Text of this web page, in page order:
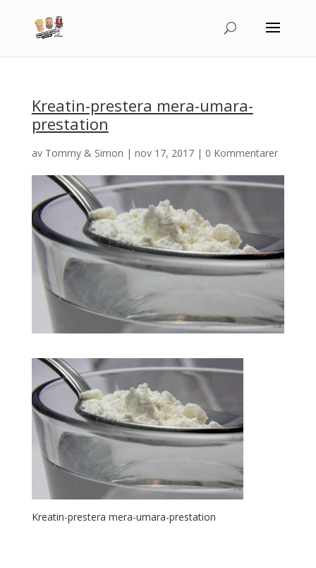
Kreatin-prestera mera-umara-
prestation
av Tommy & Simon | nov 17, 2017| 0 Kommentarer
Kreatin-prestera mera-umara-prestation